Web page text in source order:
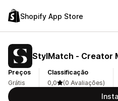
Shopify App Store
StylMatch ‑ Creator
Preços
Grátis
Classificação
0,0
(0 Avaliações)